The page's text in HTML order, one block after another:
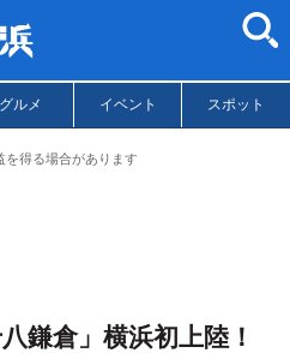
グルメ イベント スポット
得る場合があります
鎌倉」横浜初上陸！